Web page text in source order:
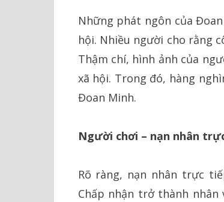
Những phát ngôn của
hội. Nhiều người cho rằng
Thậm chí, hình ảnh của
xã hội. Trong đó, hàng
Đoan Minh.
Người chơi – nạn nhân
Rõ ràng, nạn nhân trực
Chấp nhận trở thành